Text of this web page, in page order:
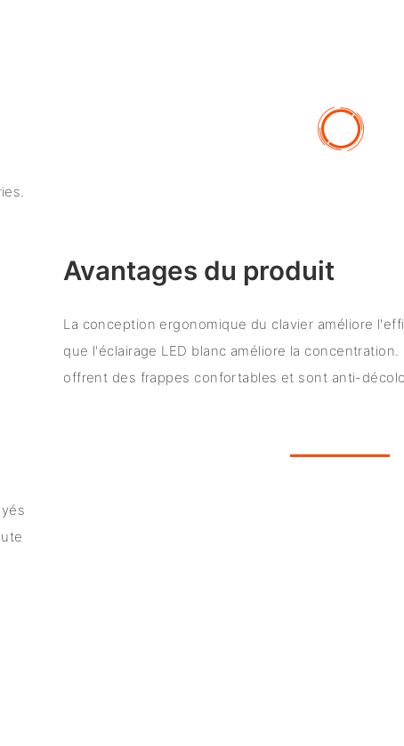
Avantages du produit
La conception ergonomique du clavier améliore
que l'éclairage LED blanc améliore la
offrent des frappes confortables et sont anti-